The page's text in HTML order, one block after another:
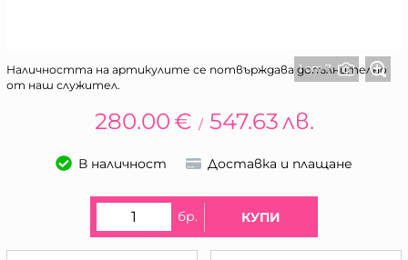
1 от 7
Наличността на артикулите се потвърждава допълнително
от наш служител.
280.00€ / 547.63лв.
В наличност Доставка и плащане
бр. КУПИ